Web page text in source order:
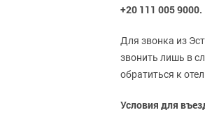
+20 111 005
Для звонка из
звонить лишь в
обратиться к
Условия для